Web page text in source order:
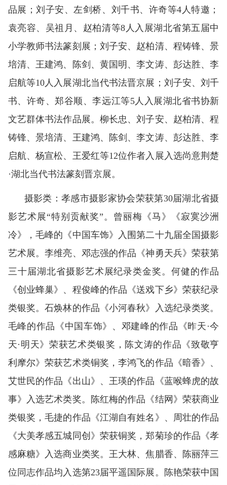
品展；刘子安、左剑桥、刘千书、许奇等4人特邀；
袁亮容、吴祖月、赵柏清等8人入展湖北省第五届中
小学教师书法篆刻展；刘子安、赵柏清、程铸锋、景
培清、王建鸿、陈剑、黄国明、李文涛、彭达胜、李
启航等10人入展湖北当代书法晋京展；刘子安、刘千
书、许奇、郑谷顺、李远江等5人入展湖北省书协新
文艺群体书法作品展。柳长忠、刘子安、赵柏清、程
铸锋、景培清、王建鸿、陈剑、李文涛、彭达胜、李
启航、杨宣松、王爱红等12位作者入展入选尚意荆楚
·湖北当代书法篆刻晋京展。
摄影类：孝感市摄影家协会荣获第30届湖北省摄
影艺术展“特别贡献奖”。曾丽梅《马》《寂寞沙洲
冷》，毛峰的《中国车饰》入围第二十九届全国摄影
艺术展。李维亮、邓志强的作品《神勇天兵》荣获第
三十届湖北省摄影艺术展纪录类金奖。何健的作品
《创业蜂巢》、程俊峰的作品《送戏下乡》荣获纪录
类银奖。石焕林的作品《小河春秋》入选纪录类奖。
毛峰的作品《中国车饰》、邓建峰的作品《昨天·今
天·明天》荣获艺术类银奖，陈文涛的作品《致敬亨
利摩尔》荣获艺术类铜奖，李鸿飞的作品《暗香》、
艾世民的作品《出山》、王瑛的作品《蓝喉蜂虎的故
事》入选艺术类奖。陈红梅的作品《结网》荣获商业
类银奖，毛捷的作品《江湖自有姓名》、周壮的作品
《大美孝感五城同创》荣获铜奖，郑菊珍的作品《孝
感麻糖》入选商业类奖。王大林、焦腊香、陈丽萍三
位同志作品均入选第23届平遥国际展。陈艳荣获中国